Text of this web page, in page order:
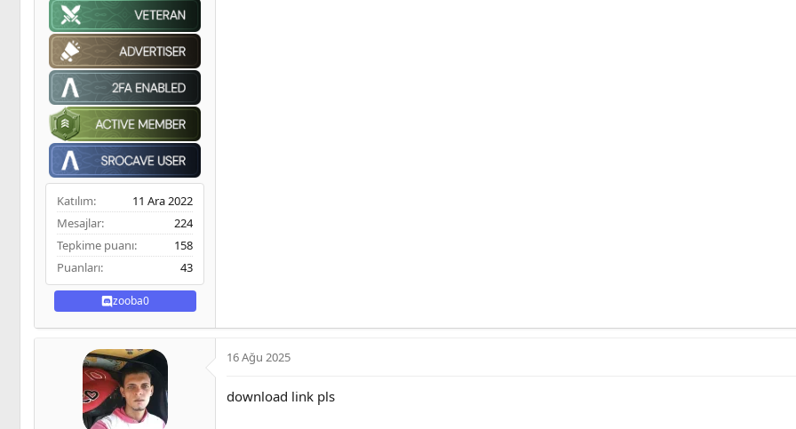
Katılım
11 Ara 2022
Mesajlar
224
Tepkime puanı
158
Puanları
43
zooba0
16 Ağu 2025
download link pls